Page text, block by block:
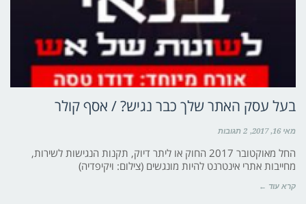
בעל עסק האתר שלך כבר נגיש? / אסף קולר
מאי 16, 2017 2 תגובות
החל מאוקטובר 2017 החוק או ליתר דיוק, תקנות הנגישות לשירות,
מחייבות אתרי אינטרנט להיות מונגשים (צילום: ויקיפדיה)
קרא עוד ←